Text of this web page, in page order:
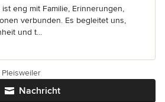
eng mit Familie, Erinnerungen,
verbunden. Es begleitet uns,
und t...
Nachricht